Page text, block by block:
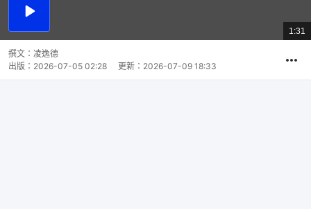
播
總
共
1:31
撰文： 凌逸德
出版： 2026-07-05 02:28 更新： 2026-07-09 18:33